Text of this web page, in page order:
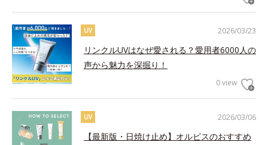
2026/03/23
UV
リンクルUVはなぜ愛される？愛用者6000人の
声から魅力を深掘り！
0 view
2026/03/06
UV
【最新版・日焼け止め】オルビスのおすすめ